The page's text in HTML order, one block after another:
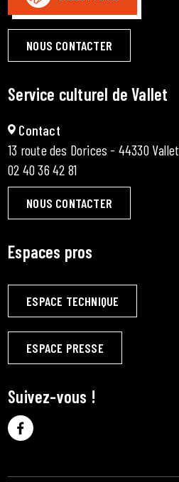
NOUS CONTACTER
Service culturel de Vallet
Contact
13 route des Dorices - 44330 Vallet
02 40 36 42 81
NOUS CONTACTER
Espaces pros
ESPACE TECHNIQUE
ESPACE PRESSE
Suivez-vous !